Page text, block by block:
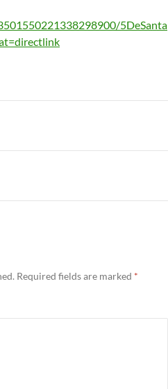
5DeSanta
Required fields are marked *